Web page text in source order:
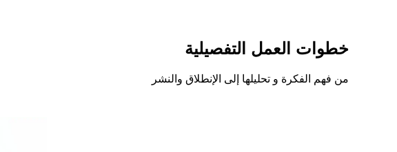
خطوات العمل التفصيلية
من فهم الفكرة و تحليلها إلى الإنطلاق والنشر